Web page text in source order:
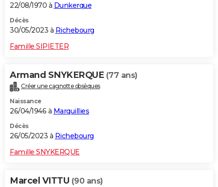
22/08/1970 à Dunkerque
Décès
30/05/2023 à Richebourg
Famille SIPIETER
Armand SNYKERQUE (77 ans)
Créer une cagnotte obsèques
Naissance
26/04/1946 à Marquillies
Décès
26/05/2023 à Richebourg
Famille SNYKERQUE
Marcel VITTU (90 ans)